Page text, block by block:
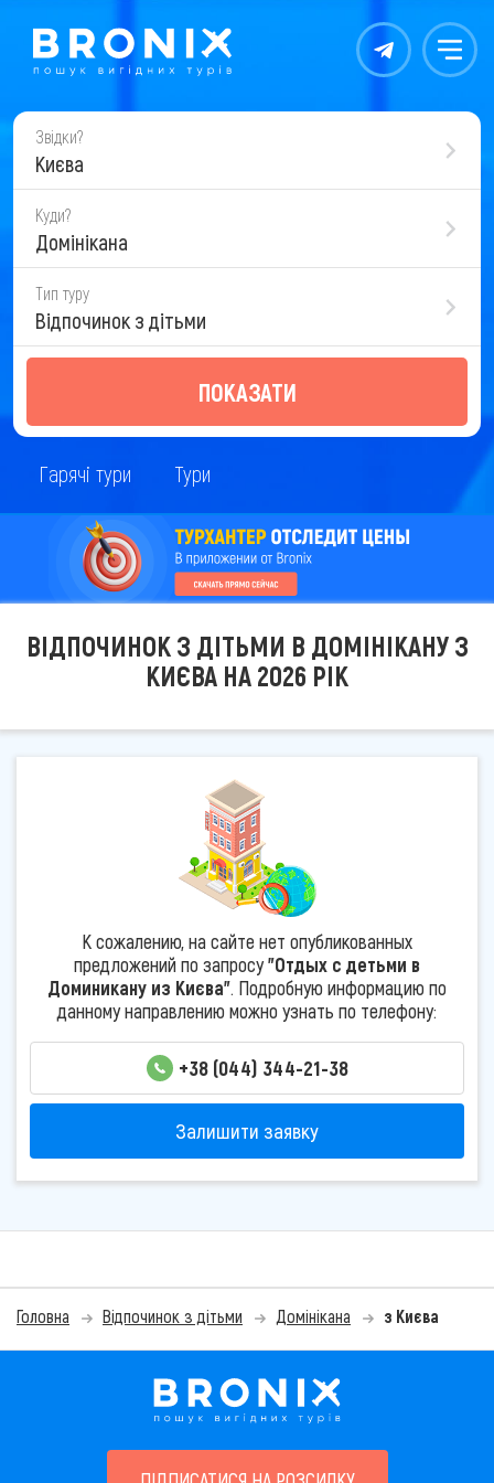
Контакты Меню
Звідки?
Києва
Куди?
Домінікана
Тип туру
Відпочинок з дітьми
ПОКАЗАТИ
Гарячі тури Тури
ВІДПОЧИНОК З ДІТЬМИ В ДОМІНІКАНУ З
КИЄВА НА 2026 РІК
К сожалению, на сайте нет опубликованных
предложений по запросу"Отдых с детьми в
Доминикану из Києва". Подробную информацию по
данному направлению можно узнать по телефону:
+38 (044) 344-21-38
Залишити заявку
Головна Відпочинок з дітьми Домінікана з Києва